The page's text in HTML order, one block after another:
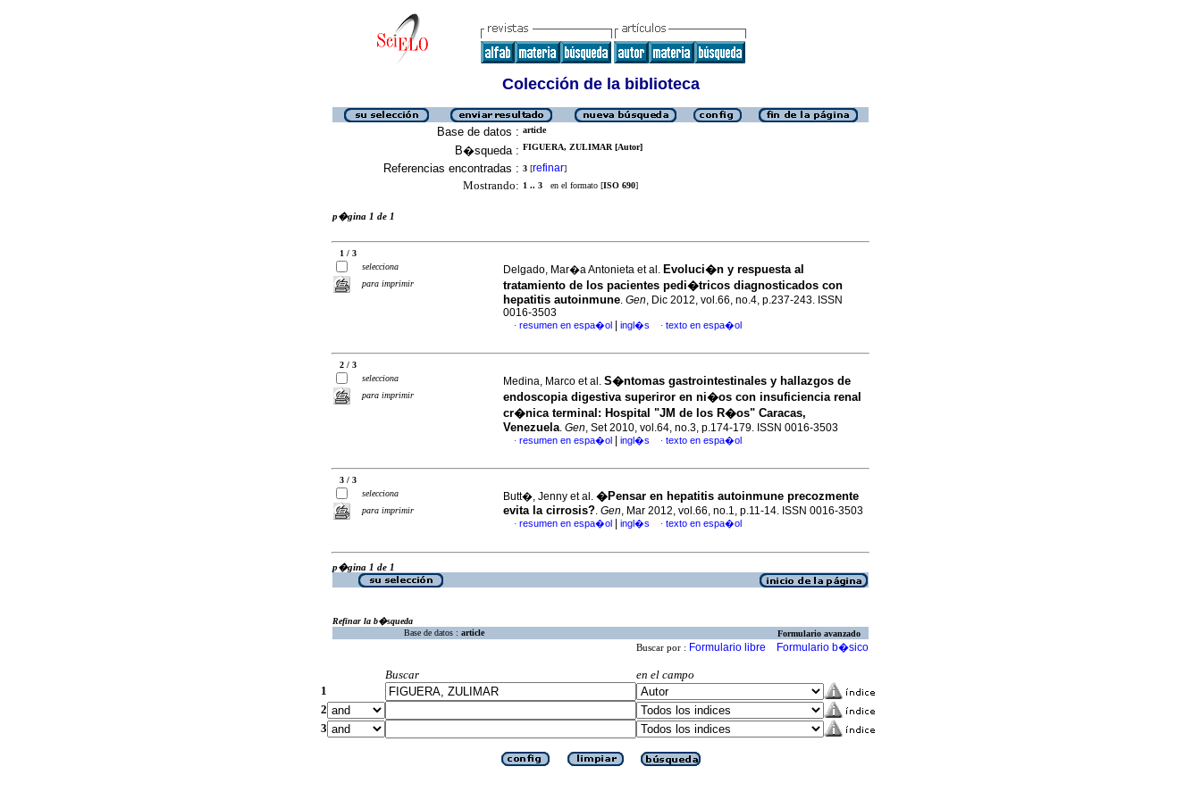
Colección de la biblioteca
Base de datos : article
B�squeda : FIGUERA, ZULIMAR [Autor]
Referencias encontradas : 3 [refinar]
Mostrando: 1 .. 3 en el formato [ISO 690]
p�gina 1 de 1
1 / 3
selecciona
para imprimir
Delgado, Mar�a Antonieta et al. Evoluci�n y respuesta al
tratamiento de los pacientes pedi�tricos diagnosticados con
hepatitis autoinmune. Gen, Dic 2012, vol.66, no.4, p.237-243. ISSN
0016-3503
· resumen en espa�ol ingl�s · texto en espa�ol
2 / 3
selecciona
para imprimir
Medina, Marco et al. S�ntomas gastrointestinales y hallazgos de
endoscopia digestiva superiror en ni�os con insuficiencia renal
cr�nica terminal : Hospital "JM de los R�os" Caracas,
Venezuela. Gen, Set 2010, vol.64, no.3, p.174-179. ISSN 0016-3503
· resumen en espa�ol ingl�s · texto en espa�ol
3 / 3
selecciona
para imprimir
Butt�, Jenny et al. �Pensar en hepatitis autoinmune precozmente
evita la cirrosis?. Gen, Mar 2012, vol.66, no.1, p.11-14. ISSN 0016-3503
· resumen en espa�ol ingl�s · texto en espa�ol
p�gina 1 de 1
Refinar la b�squeda
Base de datos : article Formulario avanzado
Buscar por : Formulario libre Formulario b�sico
Buscar
en el campo
1
2
3